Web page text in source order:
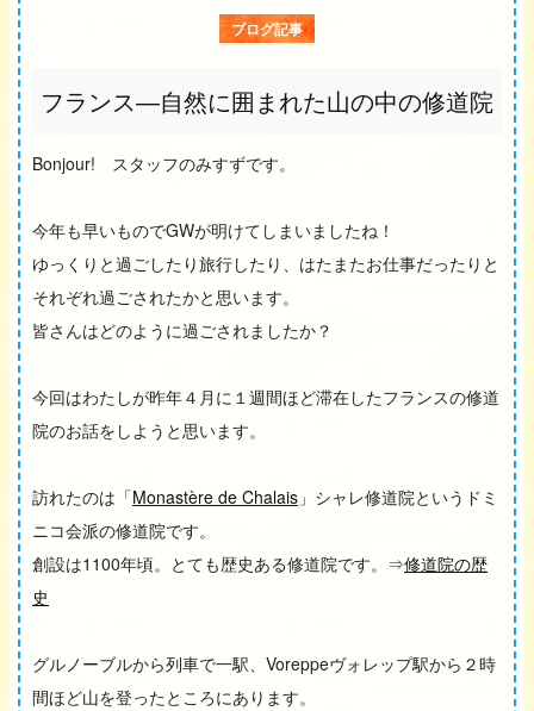
ブログ記事
フランス―自然に囲まれた山の中の修道院
Bonjour! スタッフのみすずです。
今年も早いものでGWが明けてしまいましたね！
ゆっくりと過ごしたり旅行したり、はたまたお仕事だったりと
それぞれ過ごされたかと思います。
皆さんはどのように過ごされましたか？
今回はわたしが昨年４月に１週間ほど滞在したフランスの修道
院のお話をしようと思います。
訪れたのは「Monastère de Chalais 」シャレ修道院というドミ
ニコ会派の修道院です。
創設は1100年頃。とても歴史ある修道院です。⇒修道院の歴
史
グルノーブルから列車で一駅、Voreppeヴォレップ駅から２時
間ほど山を登ったところにあります。